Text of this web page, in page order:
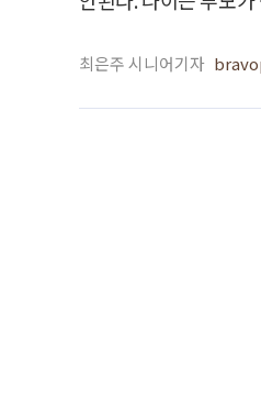
최은주 시니어기자